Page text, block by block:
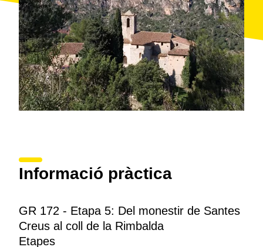
alcoll de la Rimbalda, punt final del camí, al límit
amb el municipi dePontonsi l'Alt Penedès.
Informació pràctica
GR 172 - Etapa 5: Del monestir de Santes
Creus al coll de la Rimbalda
Etapes